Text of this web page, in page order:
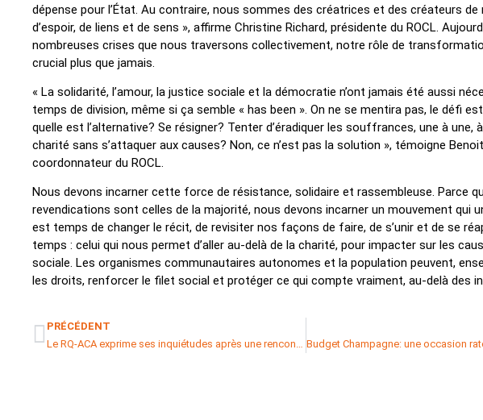
dépense pour l’État. Au contraire, nous sommes des créatrices et des créateurs de
d’espoir, de liens et de sens », affirme Christine Richard, présidente du ROCL.
nombreuses crises que nous traversons collectivement, notre rôle de
crucial plus que jamais.
« La solidarité, l’amour, la justice sociale et la démocratie n’ont jamais été aussi
temps de division, même si ça semble « has been ». On ne se mentira pas, le défi
quelle est l’alternative? Se résigner? Tenter d’éradiquer les souffrances, une à une,
charité sans s’attaquer aux causes? Non, ce n’est pas la solution », témoigne
coordonnateur du ROCL.
Nous devons incarner cette force de résistance, solidaire et rassembleuse. Parce
revendications sont celles de la majorité, nous devons incarner un mouvement qui
est temps de changer le récit, de revisiter nos façons de faire, de s’unir et de se
temps : celui qui nous permet d’aller au-delà de la charité, pour impacter sur les
sociale. Les organismes communautaires autonomes et la population peuvent,
les droits, renforcer le filet social et protéger ce qui compte vraiment, au-delà des
PRÉCÉDENT